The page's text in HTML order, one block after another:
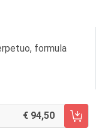
formula
94,50